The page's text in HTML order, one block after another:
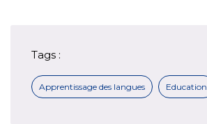
Tags :
Apprentissage des langues Education